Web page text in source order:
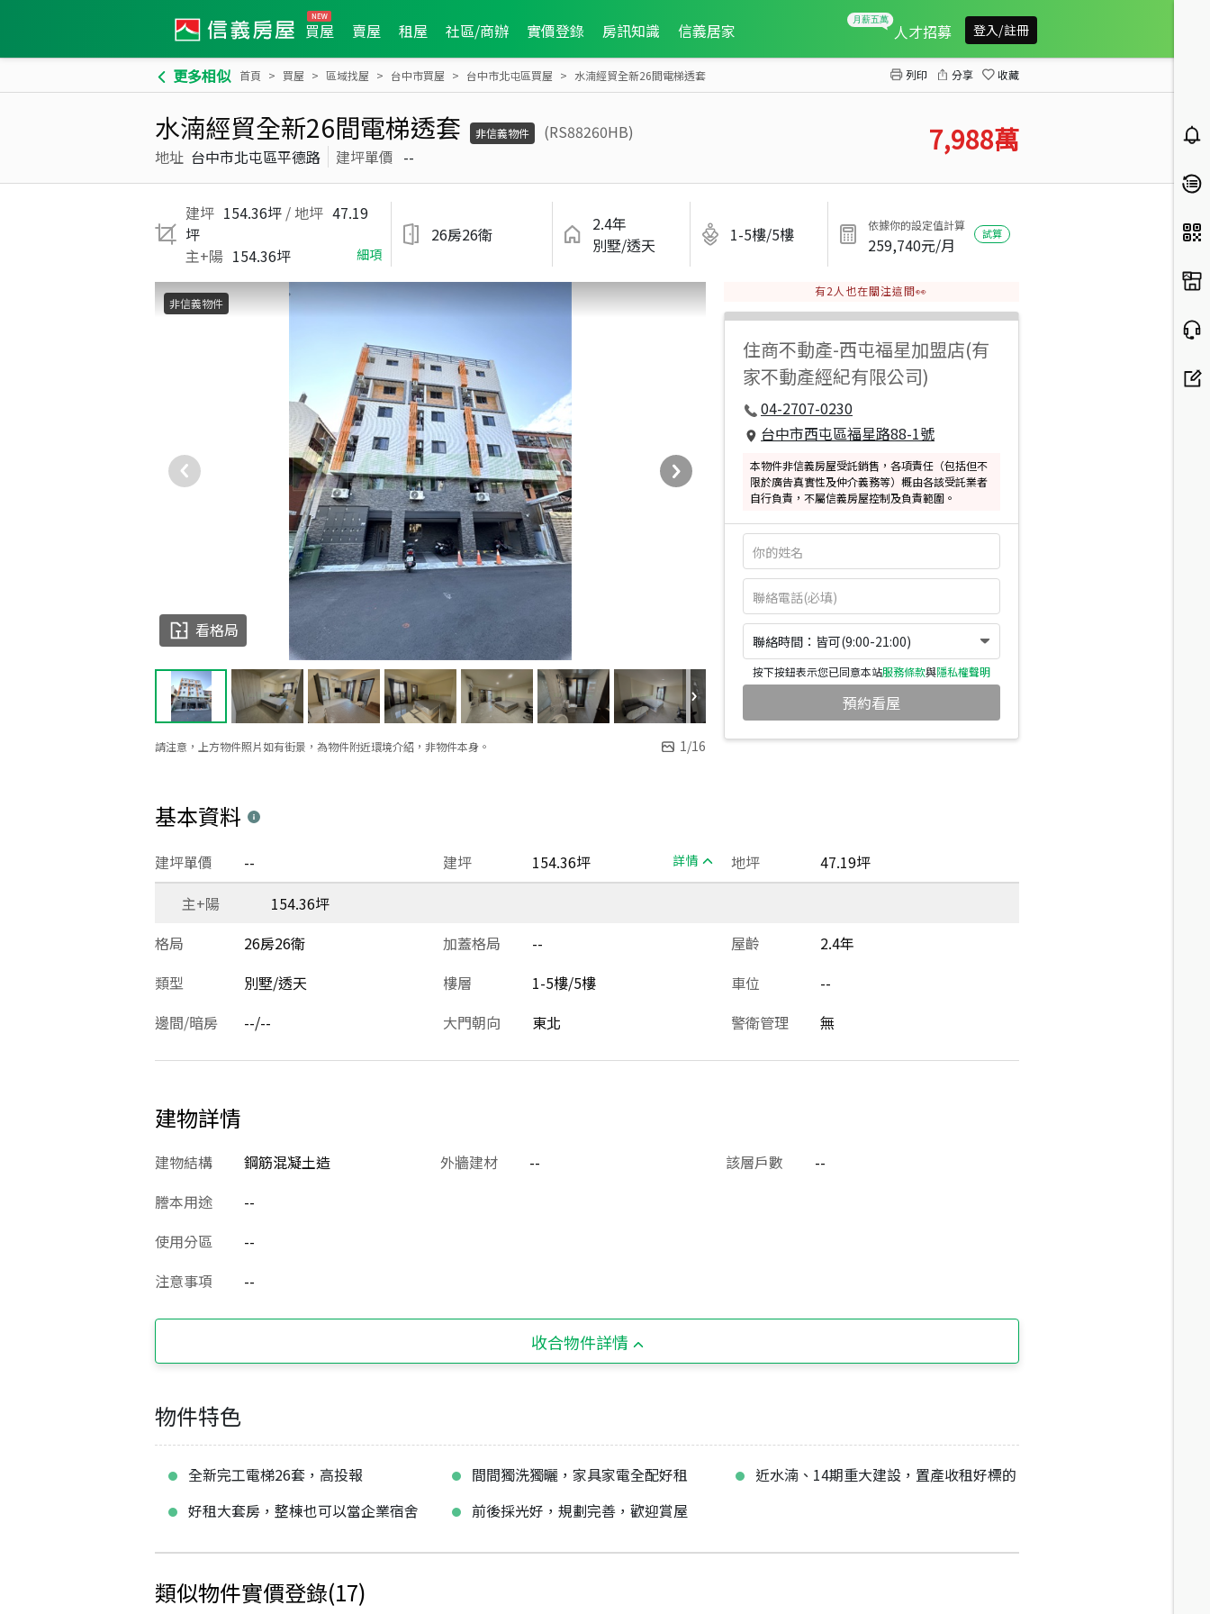
買屋 賣屋 租屋 社區/商辦 實價登錄 房訊知識 信義居家 人才招募 登入/註冊
更多相似 首頁 買屋 區域找屋 台中市買屋 台中市北屯區買屋 水湳經貿全新26間電梯透套 列印 分享 收藏
水湳經貿全新26間電梯透套 非信義物件
(RS88260HB)
地址 台中市北屯區平德路 建坪單價 -- 7,988萬
建坪 154.36坪 / 地坪 47.19
坪
主+陽 154.36坪 細項
26房26衛
2.4年
別墅/透天
1-5樓/5樓 依據你的設定值計算
259,740元/月
試算
請注意，上方物件照片如有街景，為物件附近環境介紹，非物件本身。 1/16
看格局
非信義物件
有2 人也在關注這間👀
住商不動產-西屯福星加盟店(有
家不動產經紀有限公司)
04-2707-0230
台中市西屯區福星路88-1號
本物件非信義房屋受託銷售，各項責任（包括但不
限於廣告真實性及仲介義務等）概由各該受託業者
自行負責，不屬信義房屋控制及負責範圍。
聯絡時間：皆可(9:00-21:00)
按下按鈕表示您已同意本站服務條款與隱私權聲明
預約看屋
基本資料
建坪 154.36坪 詳情
建坪單價 -- 地坪
47.19坪
主+陽
154.36坪
格局
26房26衛 加蓋格局 -- 屋齡
2.4年
類型
別墅/透天 樓層 1-5樓/5樓 車位
--
邊間/暗房
--/-- 大門朝向 東北 警衛管理 無
建物詳情
建物結構 鋼筋混凝土造 外牆建材 -- 該層戶數
--
謄本用途
--
使用分區
--
注意事項
--
收合物件詳情
物件特色
全新完工電梯26套，高投報 間間獨洗獨曬，家具家電全配好租
近水湳、14期重大建設，置產收租好標的
好租大套房，整棟也可以當企業宿舍
前後採光好，規劃完善，歡迎賞屋
類似物件實價登錄(17)